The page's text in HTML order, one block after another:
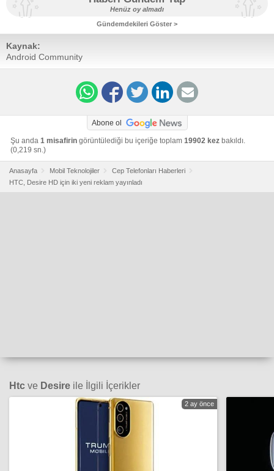
Henüz oy almadı
Gündemdekileri Göster >
Kaynak:
Android Community
Abone ol
Şu anda 1 misafirin görüntülediği bu içeriğe toplam 19902 kez bakıldı.
(0,219 sn.)
Anasayfa Mobil Teknolojiler
Cep Telefonları Haberleri
HTC, Desire HD için iki yeni reklam yayınladı
Htc ve Desire ile İlgili İçerikler
2 ay önce